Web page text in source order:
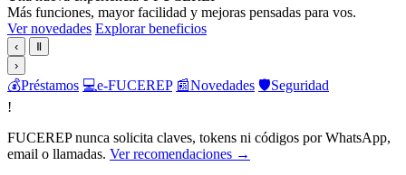
Más funciones, mayor facilidad y mejoras pensadas para vos.
Ver novedades Explorar beneficios
‹
Ⅱ
›
💰Préstamos 💻e-FUCEREP 📰Novedades 🛡️Seguridad
!
FUCEREP nunca solicita claves, tokens ni códigos por WhatsApp,
email o llamadas. Ver recomendaciones →